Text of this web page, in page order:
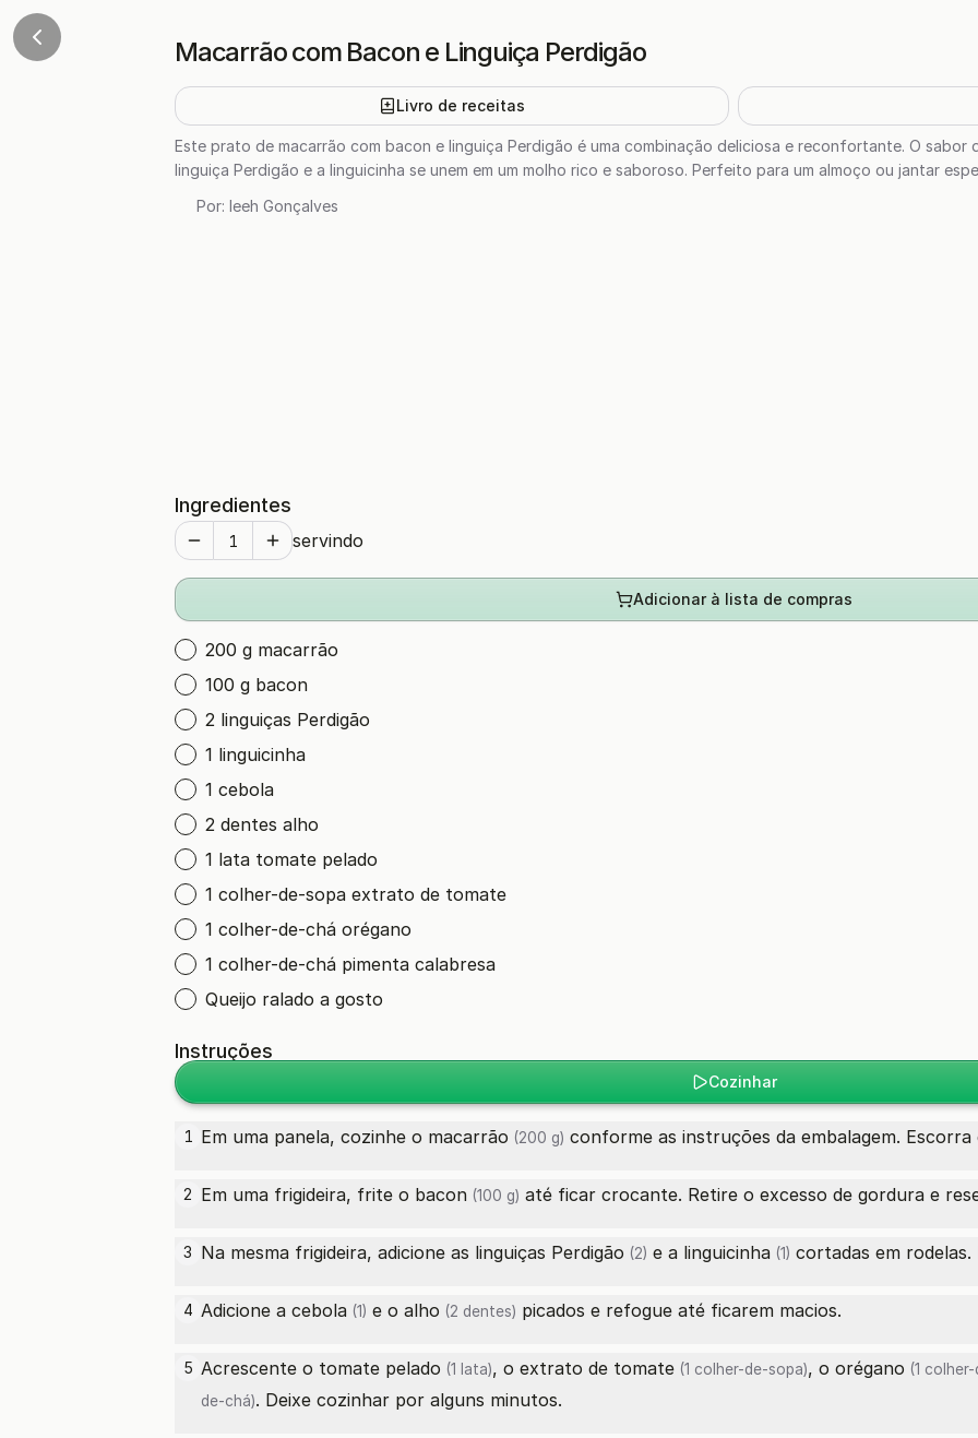
Macarrão com Bacon e Linguiça Perdigão
Livro de receitas
Este prato de macarrão com bacon e linguiça Perdigão é uma combinação deliciosa e reconfortante. O sabor
linguiça Perdigão e a linguicinha se unem em um molho rico e saboroso. Perfeito para um almoço ou jantar
Por: leeh Gonçalves
Ingredientes
servindo
Adicionar à lista de compras
200 g macarrão
100 g bacon
2 linguiças Perdigão
1 linguicinha
1 cebola
2 dentes alho
1 lata tomate pelado
1 colher-de-sopa extrato de tomate
1 colher-de-chá orégano
1 colher-de-chá pimenta calabresa
Queijo ralado a gosto
Instruções
Cozinhar
1 Em uma panela, cozinhe o macarrão (200 g) conforme as instruções da embalagem. Escorra
2 Em uma frigideira, frite o bacon (100 g) até ficar crocante. Retire o excesso de gordura e
3 Na mesma frigideira, adicione as linguiças Perdigão (2) e a linguicinha (1) cortadas em
4 Adicione a cebola (1) e o alho (2 dentes) picados e refogue até ficarem macios.
5 Acrescente o tomate pelado (1 lata), o extrato de tomate (1 colher-de-sopa), o orégano (1
de-chá). Deixe cozinhar por alguns minutos.